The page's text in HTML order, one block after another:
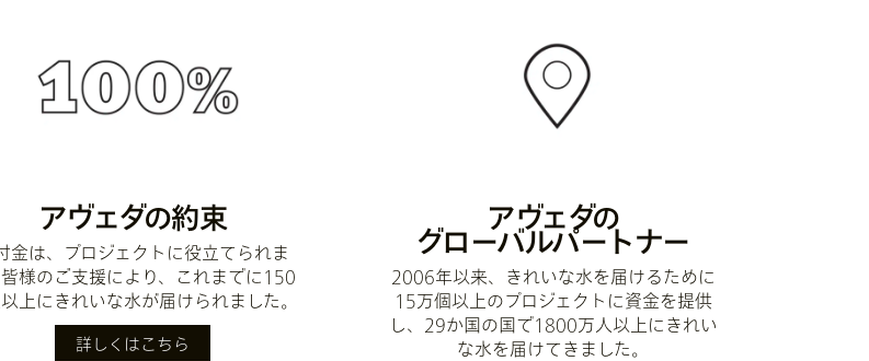
アヴェダの約束
金は、プロジェクトに役立てられま
様のご支援により、これまでに150
上にきれいな水が届けられました。
詳しくはこちら
アヴェダの
グローバルパートナー
2006年以来、きれいな水を届けるために
15万個以上のプロジェクトに資金を提供
し、29か国の国で1800万人以上にきれい
な水を届けてきました。